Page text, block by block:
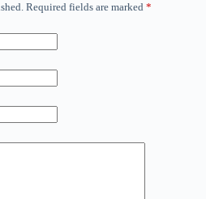
Required fields are marked *